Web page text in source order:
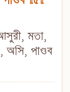
মতা,
অসি, পাণ্ডব